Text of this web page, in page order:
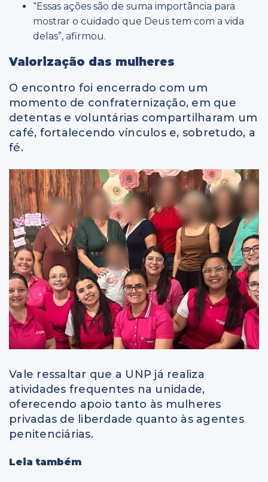
“Essas ações são de suma importância para
mostrar o cuidado que Deus tem com a vida
delas”, afirmou.
Valorização das mulheres
O encontro foi encerrado com um
momento de confraternização, em que
detentas e voluntárias compartilharam um
café, fortalecendo vínculos e, sobretudo, a
fé.
Vale ressaltar que a UNP já realiza
atividades frequentes na unidade,
oferecendo apoio tanto às mulheres
privadas de liberdade quanto às agentes
penitenciárias.
Leia também